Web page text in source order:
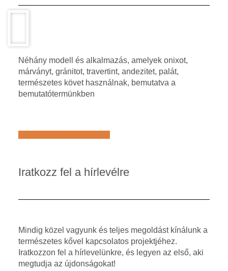
Néhány modell és alkalmazás, amelyek onixot,
márványt, gránitot, travertint, andezitet, palát,
természetes követ használnak, bemutatva a
bemutatótermünkben
Iratkozz fel a hírlevélre
Mindig közel vagyunk és teljes megoldást kínálunk a
természetes kővel kapcsolatos projektjéhez.
Iratkozzon fel a hírlevelünkre, és legyen az első, aki
megtudja az újdonságokat!